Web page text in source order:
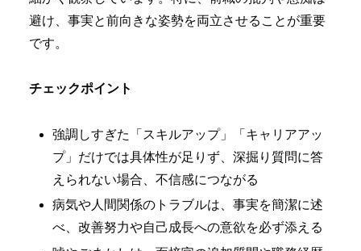
避け、事実と前向きな姿勢を両立させることが重要
です。
チェックポイント
強調しすぎた「スキルアップ」「キャリアアッ
プ」だけでは具体性が足りず、深掘り質問に答
えられない場合、不信感につながる
病気や人間関係のトラブルは、事実を簡潔に述
べ、改善努力や自己成長への意欲を必ず添える